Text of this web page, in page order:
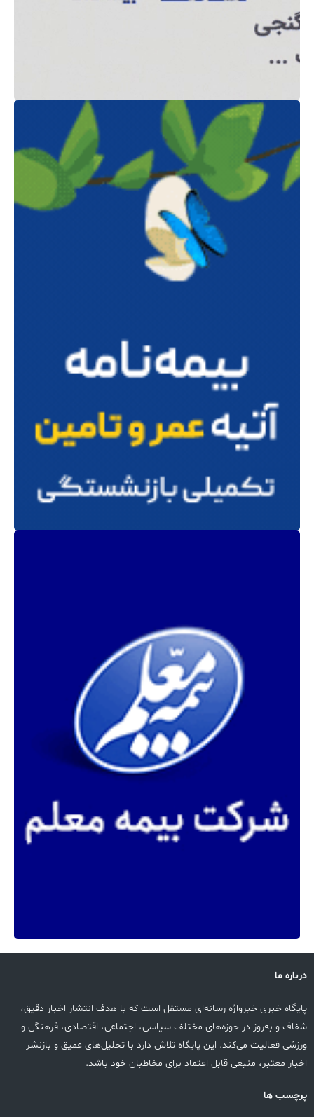
درباره ما
پایگاه خبری خبرواژه رسانه‌ای مستقل است که با هدف انتشار اخبار دقیق،
شفاف و به‌روز در حوزه‌های مختلف سیاسی، اجتماعی، اقتصادی، فرهنگی و
ورزشی فعالیت می‌کند. این پایگاه تلاش دارد با تحلیل‌های عمیق و بازنشر
اخبار معتبر، منبعی قابل اعتماد برای مخاطبان خود باشد.
پرچسب ها